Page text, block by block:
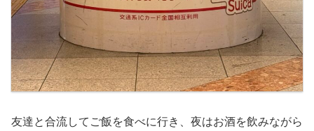
友達と合流してご飯を食べに行き、夜はお酒を飲みながら